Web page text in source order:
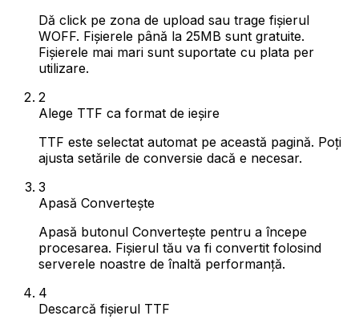
Dă click pe zona de upload sau trage fișierul
WOFF. Fișierele până la 25MB sunt gratuite.
Fișierele mai mari sunt suportate cu plata per
utilizare.
2
Alege TTF ca format de ieșire
TTF este selectat automat pe această pagină. Poți
ajusta setările de conversie dacă e necesar.
3
Apasă Convertește
Apasă butonul Convertește pentru a începe
procesarea. Fișierul tău va fi convertit folosind
serverele noastre de înaltă performanță.
4
Descarcă fișierul TTF